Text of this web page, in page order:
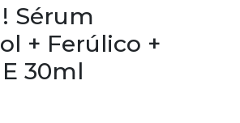
Sérum
+ Ferúlico +
30ml